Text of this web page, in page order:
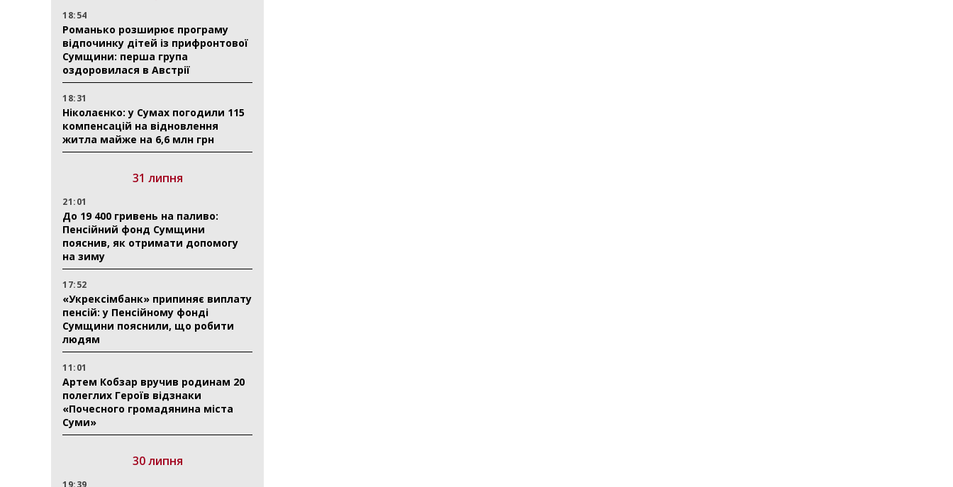
18:54
Романько розширює програму
відпочинку дітей із прифронтової
Сумщини: перша група
оздоровилася в Австрії
18:31
Ніколаєнко: у Сумах погодили 115
компенсацій на відновлення
житла майже на 6,6 млн грн
31 липня
21:01
До 19 400 гривень на паливо:
Пенсійний фонд Сумщини
пояснив, як отримати допомогу
на зиму
17:52
«Укрексімбанк» припиняє виплату
пенсій: у Пенсійному фонді
Сумщини пояснили, що робити
людям
11:01
Артем Кобзар вручив родинам 20
полеглих Героїв відзнаки
«Почесного громадянина міста
Суми»
30 липня
19:39